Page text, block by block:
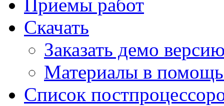
Приемы работ
Скачать
Заказать демо
Материалы в помощь
Список